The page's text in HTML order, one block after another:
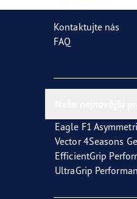
Kontaktujte nás
FAQ
Eagle F1
Vector 4Seasons
EfficientGrip
UltraGrip